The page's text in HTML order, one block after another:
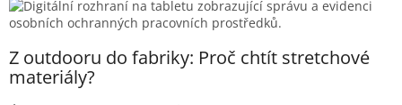
Z outdooru do fabriky: Proč chtít stretchové
materiály?